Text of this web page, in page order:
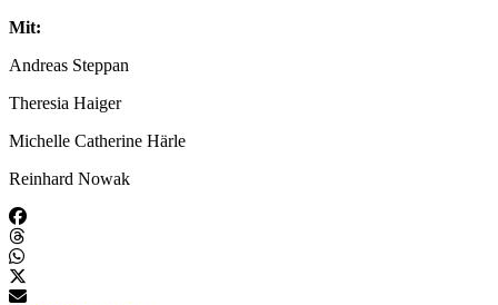
Mit:
Andreas Steppan
Theresia Haiger
Michelle Catherine Härle
Reinhard Nowak